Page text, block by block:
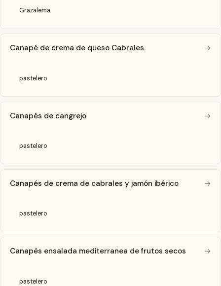
Grazalema
Canapé de crema de queso Cabrales →
pastelero
Canapés de cangrejo →
pastelero
Canapés de crema de cabrales y jamón ibérico →
pastelero
Canapés ensalada mediterranea de frutos secos →
pastelero